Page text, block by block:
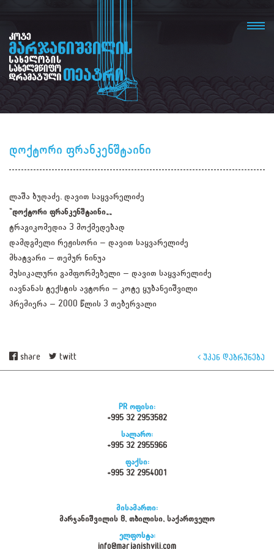
დოქტორი ფრანკენშტაინი
ლაშა ბუღაძე, დავით საყვარელიძე
"დოქტორი ფრანკენშტაინი''
ტრაგიკომედია 3 მოქმედებად
დამდგმელი რეჟისორი – დავით საყვარელიძე
მხატვარი – თემურ ნინუა
მუსიკალური გამფორმებელი – დავით საყვარელიძე
იავნანას ტექსტის ავტორი – კოტე ყუბანეიშვილი
პრემიერა – 2000 წლის 3 თებერვალი
share twitt უკან დაბრუნება
PR ოფისი:
+995 32 2953582
სალარო:
+995 32 2955966
ფაქსი:
+995 32 2954001
მისამართი:
მარჯანიშვილის 8, თბილისი, საქართველო
ელფოსტა:
info@marjanishvili.com